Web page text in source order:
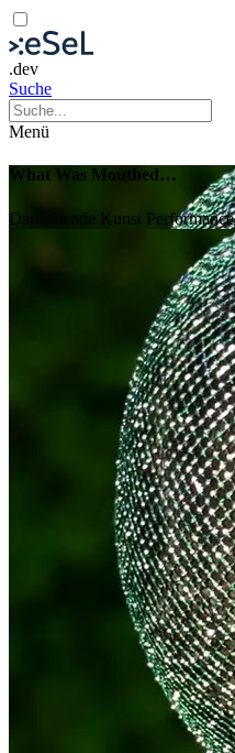
.dev
Suche
Menü
What Was Mouthed…
Darstellende Kunst Performance